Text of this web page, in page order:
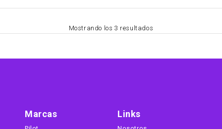
Mostrando los 3 resultados
Marcas Links